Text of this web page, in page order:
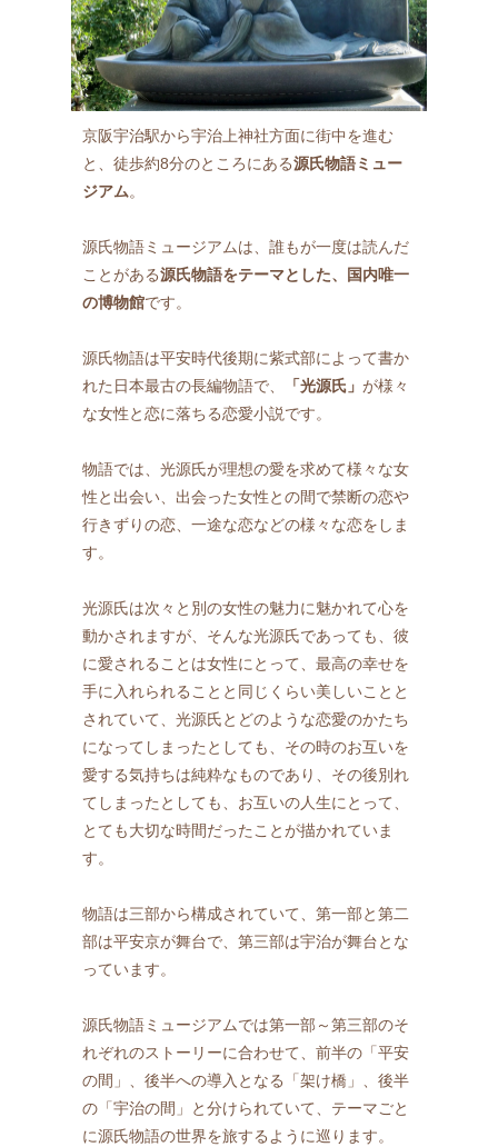
京阪宇治駅から宇治上神社方面に街中を進む
と、徒歩約8分のところにある源氏物語ミュー
ジアム。
源氏物語ミュージアムは、誰もが一度は読んだ
ことがある源氏物語をテーマとした、国内唯一
の博物館です。
源氏物語は平安時代後期に紫式部によって書か
れた日本最古の長編物語で、
「光源氏」 が様々
な女性と恋に落ちる恋愛小説です。
物語では、光源氏が理想の愛を求めて様々な女
性と出会い、出会った女性との間で禁断の恋や
行きずりの恋、一途な恋などの様々な恋をしま
す。
光源氏は次々と別の女性の魅力に魅かれて心を
動かされますが、そんな光源氏であっても、彼
に愛されることは女性にとって、最高の幸せを
手に入れられることと同じくらい美しいことと
されていて、光源氏とどのような恋愛のかたち
になってしまったとしても、その時のお互いを
愛する気持ちは純粋なものであり、その後別れ
てしまったとしても、お互いの人生にとって、
とても大切な時間だったことが描かれていま
す。
物語は三部から構成されていて、第一部と第二
部は平安京が舞台で、第三部は宇治が舞台とな
っています。
源氏物語ミュージアムでは第一部～第三部のそ
れぞれのストーリーに合わせて、前半の「平安
の間」、後半への導入となる「架け橋」、後半
の「宇治の間」と分けられていて、テーマごと
に源氏物語の世界を旅するように巡ります。